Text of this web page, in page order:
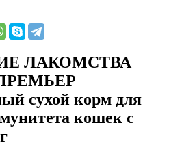
ЛАКОМСТВА
сухой корм для
кошек с